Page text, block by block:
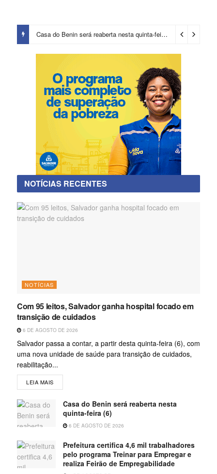
Casa do Benin será reaberta nesta quinta-feira (6) 20 horas ago
NOTÍCIAS RECENTES
NOTÍCIAS
Com 95 leitos, Salvador ganha hospital focado em
transição de cuidados
6 DE AGOSTO DE 2026
Salvador passa a contar, a partir desta quinta-feira (6), com
uma nova unidade de saúde para transição de cuidados,
reabilitação...
LEIA MAIS
Casa do Benin será reaberta nesta
quinta-feira (6)
6 DE AGOSTO DE 2026
Prefeitura certifica 4,6 mil trabalhadores
pelo programa Treinar para Empregar e
realiza Feirão de Empregabilidade